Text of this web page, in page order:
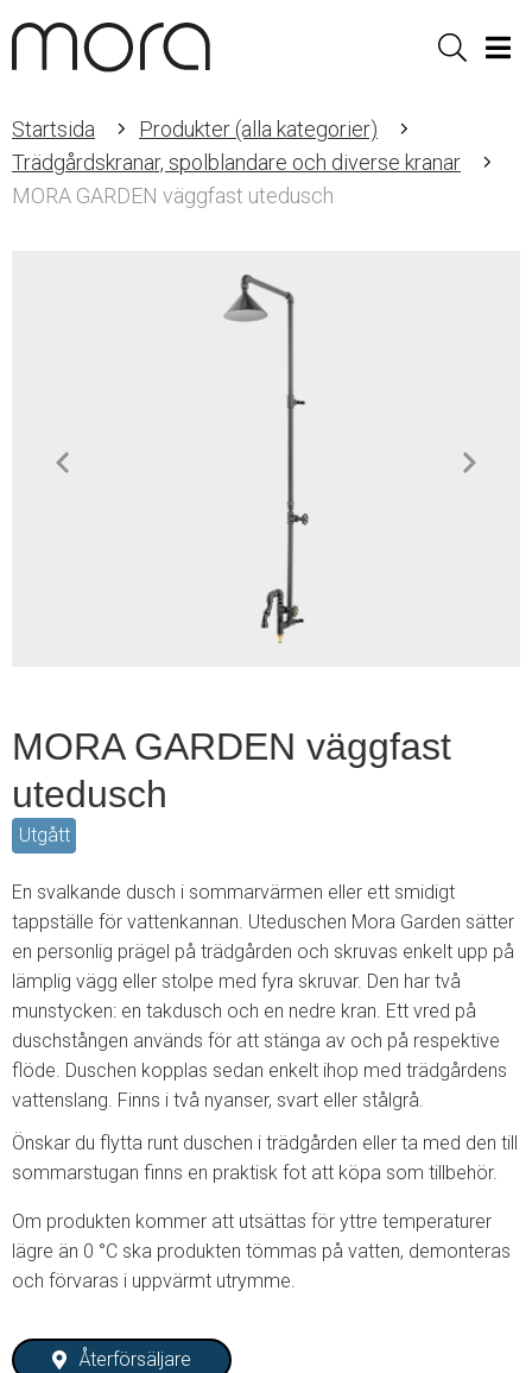
Sök
Startsida
Produkter (alla kategorier)
Trädgårdskranar, spolblandare och diverse kranar
MORA GARDEN väggfast utedusch
MORA GARDEN väggfast
utedusch
Utgått
En svalkande dusch i sommarvärmen eller ett smidigt
tappställe för vattenkannan. Uteduschen Mora Garden sätter
en personlig prägel på trädgården och skruvas enkelt upp på
lämplig vägg eller stolpe med fyra skruvar. Den har två
munstycken: en takdusch och en nedre kran. Ett vred på
duschstången används för att stänga av och på respektive
flöde. Duschen kopplas sedan enkelt ihop med trädgårdens
vattenslang. Finns i två nyanser, svart eller stålgrå.
Önskar du flytta runt duschen i trädgården eller ta med den till
sommarstugan finns en praktisk fot att köpa som tillbehör.
Om produkten kommer att utsättas för yttre temperaturer
lägre än 0 °C ska produkten tömmas på vatten, demonteras
och förvaras i uppvärmt utrymme.
Återförsäljare